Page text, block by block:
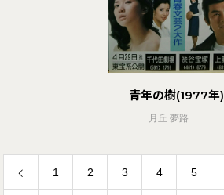
青年の樹(1977年)
月丘 夢路
1 2 3 4 5